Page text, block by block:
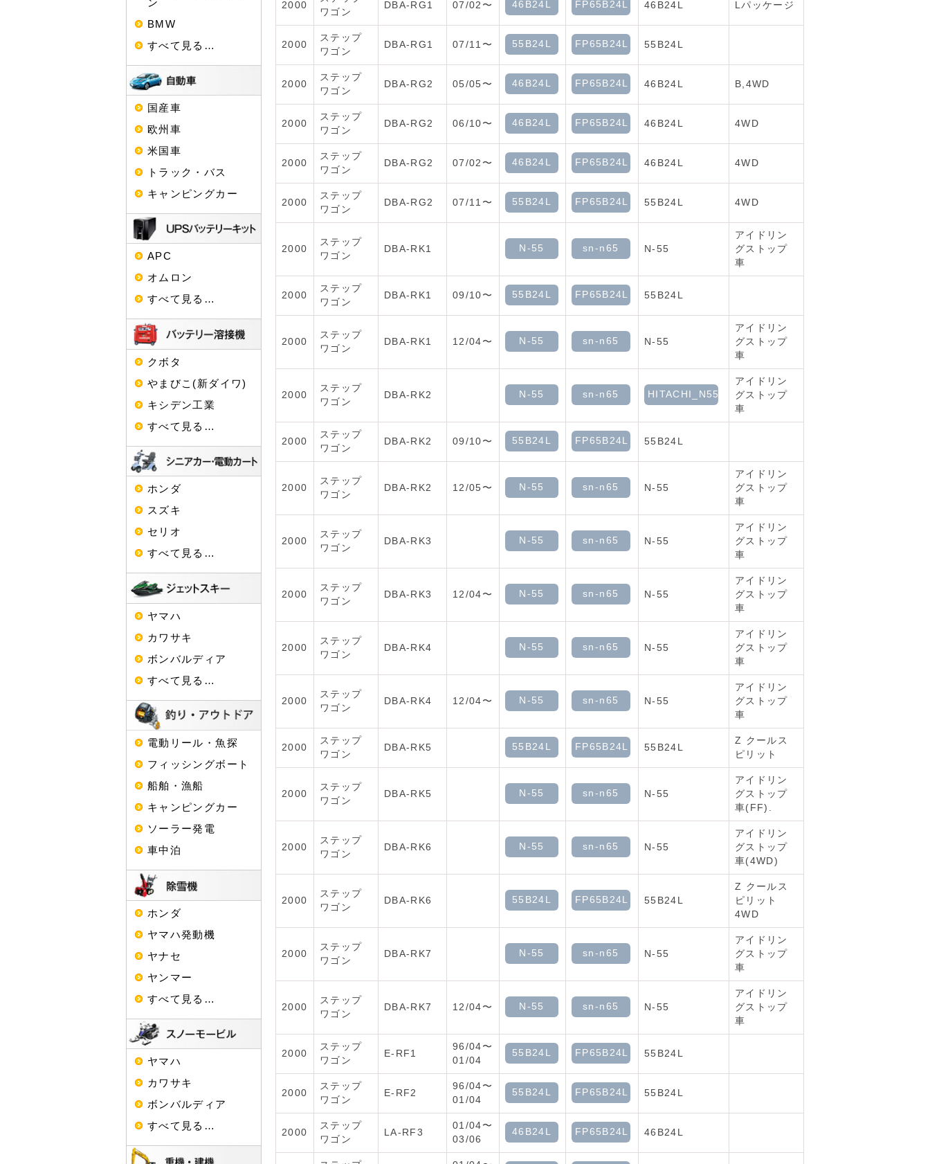
2000
ワゴン
DBA-RG1 07/02〜 46B24L FP65B24L 46B24L Lパッケージ
2000
ステップ
ワゴン
DBA-RG1 07/11〜 55B24L FP65B24L 55B24L
2000
ステップ
ワゴン
DBA-RG2 05/05〜 46B24L FP65B24L 46B24L B,4WD
2000
ステップ
ワゴン
DBA-RG2 06/10〜 46B24L FP65B24L 46B24L 4WD
2000
ステップ
ワゴン
DBA-RG2 07/02〜 46B24L FP65B24L 46B24L 4WD
2000
ステップ
ワゴン
DBA-RG2 07/11〜 55B24L FP65B24L 55B24L 4WD
2000
ステップ
ワゴン
DBA-RK1 N-55 sn-n65 N-55
アイドリン
グストップ
車
2000
ステップ
ワゴン
DBA-RK1 09/10〜 55B24L FP65B24L 55B24L
2000
ステップ
ワゴン
DBA-RK1 12/04〜 N-55 sn-n65 N-55
アイドリン
グストップ
車
2000
ステップ
ワゴン
DBA-RK2 N-55 sn-n65 HITACHI_N55
アイドリン
グストップ
車
2000
ステップ
ワゴン
DBA-RK2 09/10〜 55B24L FP65B24L 55B24L
2000
ステップ
ワゴン
DBA-RK2 12/05〜 N-55 sn-n65 N-55
アイドリン
グストップ
車
2000
ステップ
ワゴン
DBA-RK3 N-55 sn-n65 N-55
アイドリン
グストップ
車
2000
ステップ
ワゴン
DBA-RK3 12/04〜 N-55 sn-n65 N-55
アイドリン
グストップ
車
2000
ステップ
ワゴン
DBA-RK4 N-55 sn-n65 N-55
アイドリン
グストップ
車
2000
ステップ
ワゴン
DBA-RK4 12/04〜 N-55 sn-n65 N-55
アイドリン
グストップ
車
2000
ステップ
ワゴン
DBA-RK5 55B24L FP65B24L 55B24L
Z クールス
ピリット
2000
ステップ
ワゴン
DBA-RK5 N-55 sn-n65 N-55
アイドリン
グストップ
車(FF).
2000
ステップ
ワゴン
DBA-RK6 N-55 sn-n65 N-55
アイドリン
グストップ
車(4WD)
2000
ステップ
ワゴン
DBA-RK6 55B24L FP65B24L 55B24L
Z クールス
ピリット
4WD
2000
ステップ
ワゴン
DBA-RK7 N-55 sn-n65 N-55
アイドリン
グストップ
車
2000
ステップ
ワゴン
DBA-RK7 12/04〜 N-55 sn-n65 N-55
アイドリン
グストップ
車
2000
ステップ
ワゴン
E-RF1
96/04〜
01/04
55B24L FP65B24L 55B24L
2000
ステップ
ワゴン
E-RF2
96/04〜
01/04
55B24L FP65B24L 55B24L
2000
ステップ
ワゴン
LA-RF3
01/04〜
03/06
46B24L FP65B24L 46B24L
BMW
すべて見る…
国産車
欧州車
米国車
トラック・バス
キャンピングカー
APC
オムロン
すべて見る…
クボタ
やまびこ(新ダイワ)
キシデン工業
すべて見る…
ホンダ
スズキ
セリオ
すべて見る…
ヤマハ
カワサキ
ボンバルディア
すべて見る…
電動リール・魚探
フィッシングボート
船舶・漁船
キャンピングカー
ソーラー発電
車中泊
ホンダ
ヤマハ発動機
ヤナセ
ヤンマー
すべて見る…
ヤマハ
カワサキ
ボンバルディア
すべて見る…